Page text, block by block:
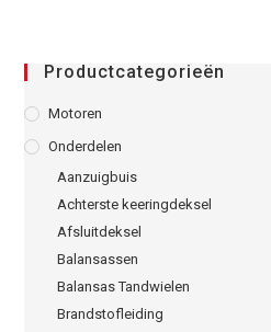
Productcategorieën
Motoren
Onderdelen
Aanzuigbuis
Achterste keeringdeksel
Afsluitdeksel
Balansassen
Balansas Tandwielen
Brandstofleiding